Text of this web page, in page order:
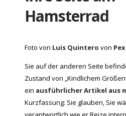
Hamsterrad
Foto von Luis Quintero von
Sie auf der anderen Seite
Zustand von „Kindlichem
ein ausführlicher Artikel aus
Kurzfassung: Sie glauben, Sie